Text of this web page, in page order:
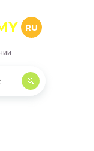
RU